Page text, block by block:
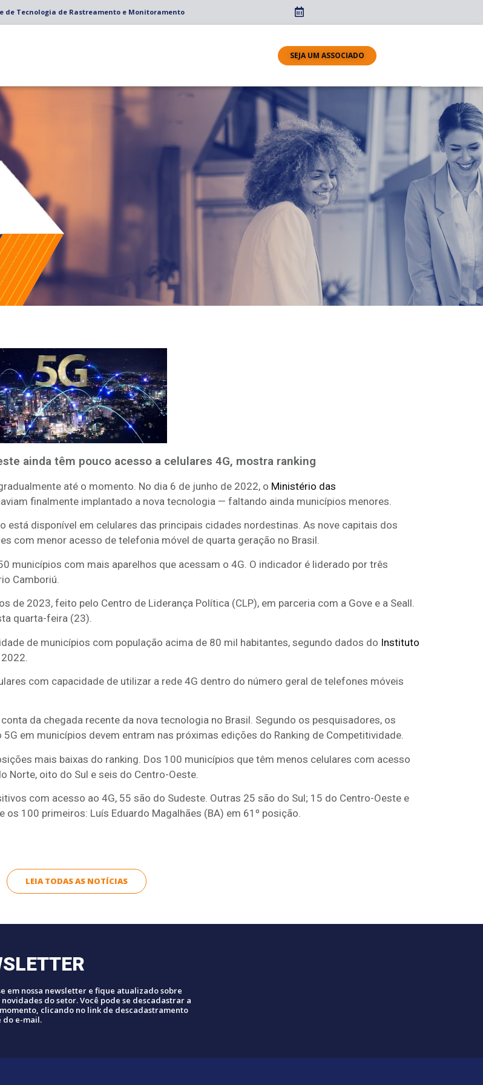
de Tecnologia de Rastreamento e Monitoramento
SEJA UM ASSOCIADO
ainda têm pouco acesso a celulares 4G, mostra ranking
até o momento. No dia 6 de junho de 2022, o Ministério das
finalmente implantado a nova tecnologia — faltando ainda municípios menores.
está disponível em celulares das principais cidades nordestinas. As nove capitais dos
com menor acesso de telefonia móvel de quarta geração no Brasil.
municípios com mais aparelhos que acessam o 4G. O indicador é liderado por três
Camboriú.
de 2023, feito pelo Centro de Liderança Política (CLP), em parceria com a Gove e a Seall.
quarta-feira (23).
de municípios com população acima de 80 mil habitantes, segundo dados do Instituto
com capacidade de utilizar a rede 4G dentro do número geral de telefones móveis
da chegada recente da nova tecnologia no Brasil. Segundo os pesquisadores, os
em municípios devem entram nas próximas edições do Ranking de Competitividade.
mais baixas do ranking. Dos 100 municípios que têm menos celulares com acesso
Norte, oito do Sul e seis do Centro-Oeste.
com acesso ao 4G, 55 são do Sudeste. Outras 25 são do Sul; 15 do Centro-Oeste e
100 primeiros: Luís Eduardo Magalhães (BA) em 61º posição.
LEIA TODAS AS NOTÍCIAS
em nossa newsletter e fique atualizado sobre
novidades do setor. Você pode se descadastrar a
clicando no link de descadastramento
do e-mail.